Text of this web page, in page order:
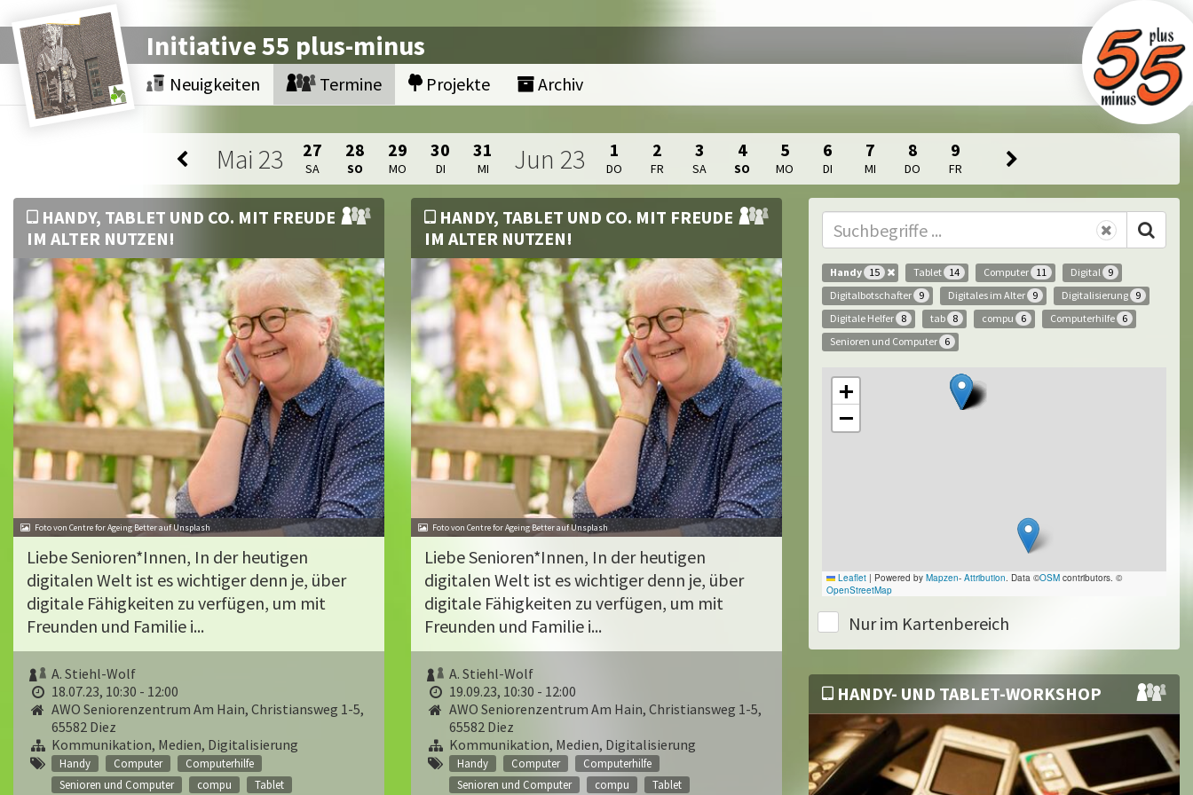
Initiative 55 plus-minus
Neuigkeiten Termine Projekte Archiv
Mai 23 27
SA
28
SO
29
MO
30
DI
31
MI Jun 23 1
DO
2
FR
3
SA
4
SO
5
MO
6
DI
7
MI
8
DO
9
FR
Handy 15 Tablet 14 Computer 11 Digital 9
Digitalbotschafter 9 Digitales im Alter 9 Digitalisierung 9
Digitale Helfer 8 tab 8 compu 6 Computerhilfe 6
Senioren und Computer 6
+
−
Leaflet | Powered by Mapzen- Attribution. Data ©OSM contributors. ©
OpenStreetMap
Nur im Kartenbereich
HANDY, TABLET UND CO. MIT FREUDE
IM ALTER NUTZEN!
Foto von Centre for Ageing Better auf Unsplash
Liebe Senioren*Innen, In der heutigen
digitalen Welt ist es wichtiger denn je, über
digitale Fähigkeiten zu verfügen, um mit
Freunden und Familie i...
A. Stiehl-Wolf
18.07.23, 10:30 - 12:00
AWO Seniorenzentrum Am Hain, Christiansweg 1-5,
65582 Diez
Kommunikation, Medien, Digitalisierung
Handy Computer
Computerhilfe
Senioren und Computer
compu Tablet
HANDY, TABLET UND CO. MIT FREUDE
IM ALTER NUTZEN!
Foto von Centre for Ageing Better auf Unsplash
Liebe Senioren*Innen, In der heutigen
digitalen Welt ist es wichtiger denn je, über
digitale Fähigkeiten zu verfügen, um mit
Freunden und Familie i...
A. Stiehl-Wolf
19.09.23, 10:30 - 12:00
AWO Seniorenzentrum Am Hain, Christiansweg 1-5,
65582 Diez
Kommunikation, Medien, Digitalisierung
Handy Computer
Computerhilfe
Senioren und Computer
compu Tablet
HANDY- UND TABLET-WORKSHOP